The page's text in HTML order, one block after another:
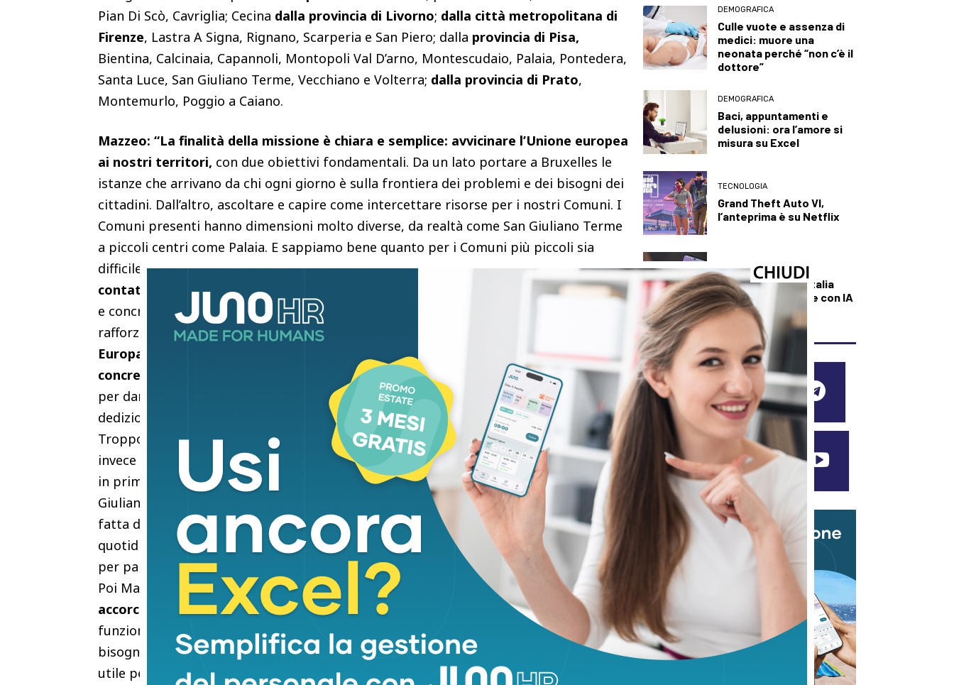
Pian Di Scò, Cavriglia; Cecina dalla provincia di Livorno; dalla città metropolitana di
Firenze, Lastra A Signa, Rignano, Scarperia e San Piero; dalla provincia di Pisa,
Bientina, Calcinaia, Capannoli, Montopoli Val D’arno, Montescudaio, Palaia, Pontedera,
Santa Luce, San Giuliano Terme, Vecchiano e Volterra; dalla provincia di Prato,
Montemurlo, Poggio a Caiano.
Mazzeo: “La finalità della missione è chiara e semplice: avvicinare l’Unione europea
ai nostri territori, con due obiettivi fondamentali. Da un lato portare a Bruxelles le
istanze che arrivano da chi ogni giorno è sulla frontiera dei problemi e dei bisogni dei
cittadini. Dall’altro, ascoltare e capire come intercettare risorse per i nostri Comuni. I
Comuni presenti hanno dimensioni molto diverse, da realtà come San Giuliano Terme
a piccoli centri come Palaia. E sappiamo bene quanto per i Comuni più piccoli sia
difficile anche solo avere funzionari capaci di scrivere un bando. Essere qui, entrare in
contatto diretto con chi prende le decisioni a livello europeo
, è uno strumento utile
e concreto”.
“Questa missione, organizzata dall’Aiccre, è nata con l’intento di
rafforzare il rapporto tra l’Unione europea e i territori,
Europa le istanze di chi ogni giorno, nei Comuni grandi e piccoli, affronta i problemi
concreti delle persone e costruisce soluzioni
. È stata una straordinaria occasione
per dare visibilità al lavoro che tanti amministratori svolgono con passione e
dedizione, spesso tra mille difficoltà.
Troppo spesso l’Europa appare distante, fatta di regole e decisioni calate dall’alto. E
invece oggi più che mai abbiamo bisogno di un’Europa che ascolta, che coinvolge chi è
in prima linea, che riconosce il valore delle comunità locali. I Comuni presenti, da San
Giuliano Terme a Palaia, da Volterra a Montemurlo, rappresentano quella Toscana
fatta di esperienze concrete, di buone pratiche, di voglia di fare. Ma anche di difficoltà
quotidiane: basti pensare a quanti piccoli enti faticano ad avere risorse e competenze
per partecipare ai bandi europei, accedere ai fondi, far partire i progetti”.
Poi Mazzeo: “Essere a Bruxelles insieme a loro ha significato proprio questo:
accorciare le distanze, costruire connessioni, aprire nuove strade. Parlare con i
funzionari europei, conoscere da vicino i meccanismi decisionali, presentare idee e
bisogni: tutto questo serve a rendere l’Europa più comprensibile, più accessibile, più
utile per chi amministra i territori.
DEMOGRAFICA
Culle vuote e assenza di
medici: muore una
neonata perché “non c’è il
dottore”
DEMOGRAFICA
Baci, appuntamenti e
delusioni: ora l’amore si
misura su Excel
TECNOLOGIA
Grand Theft Auto VI,
l’anteprima è su Netflix
TECNOLOGIA
Just Eat porta in Italia
l’assistente vocale con IA
SEGUICI SUI SOCIAL